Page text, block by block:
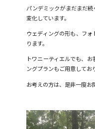
パンデミックがまだまだ続
変化しています。
ウェディングの形も、フ
ります。
トワニーティエルでも、
ングプランもご用意してお
お考えの方は、是非一度お